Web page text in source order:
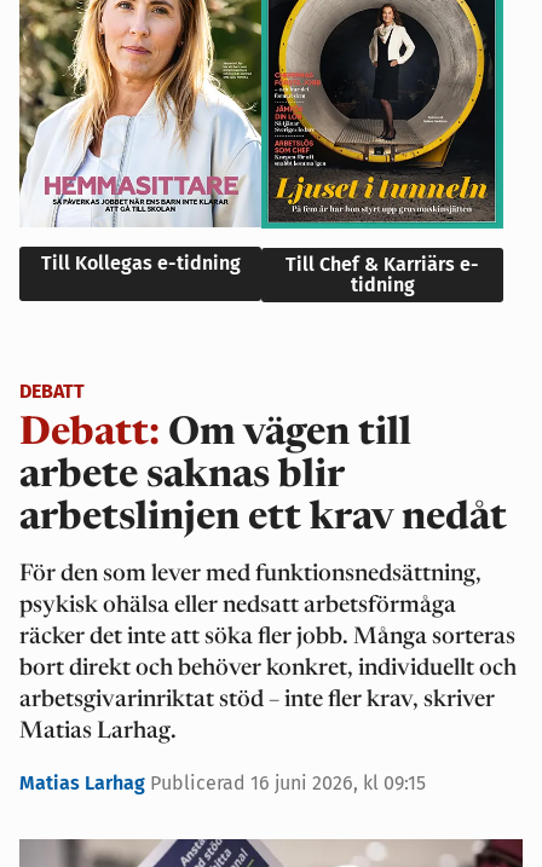
Till Kollegas e-tidning
Till Chef & Karriärs e-
tidning
DEBATT
Debatt: Om vägen till
arbete saknas blir
arbetslinjen ett krav nedåt
För den som lever med funktionsnedsättning,
psykisk ohälsa eller nedsatt arbetsförmåga
räcker det inte att söka fler jobb. Många sorteras
bort direkt och behöver konkret, individuellt och
arbetsgivarinriktat stöd – inte fler krav, skriver
Matias Larhag.
Matias Larhag Publicerad 16 juni 2026, kl 09:15